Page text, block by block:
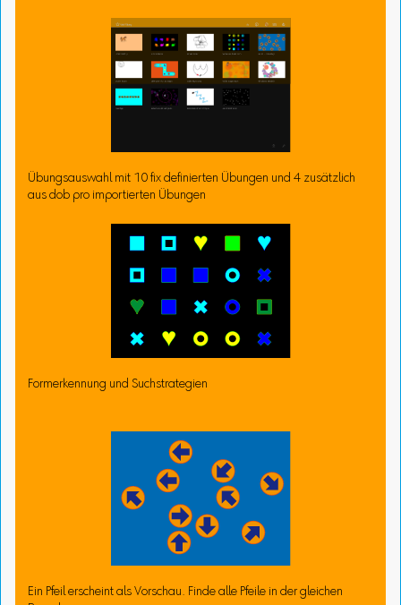
Übungsauswahl mit 10 fix definierten Übungen und 4 zusätzlich
aus dob pro importierten Übungen
Formerkennung und Suchstrategien
Ein Pfeil erscheint als Vorschau. Finde alle Pfeile in der gleichen